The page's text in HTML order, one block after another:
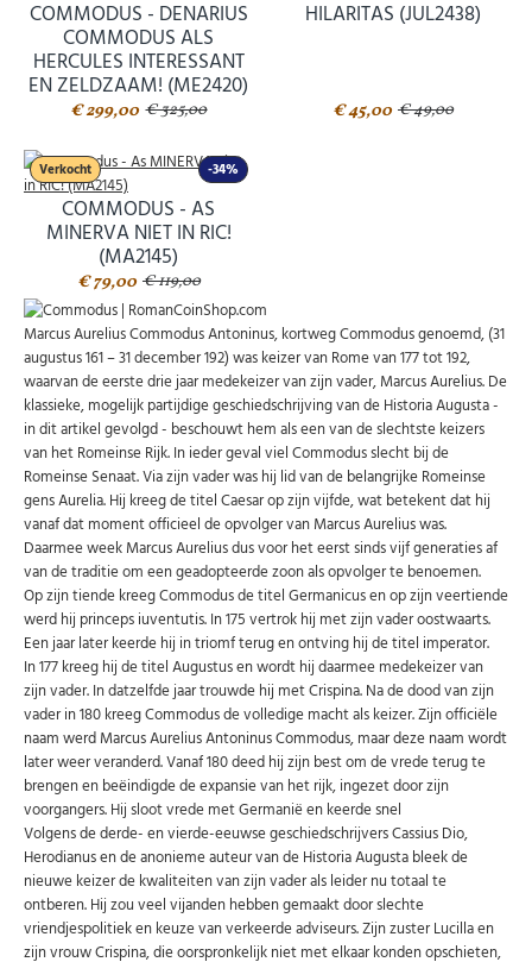
Abonneer u op onze nieuwsbrief
wekelijks een overzicht van de nieuwste munten en
speciale aanbiedingen.
Uw
email
U kunt zich op elk moment weer afmelden via de nieuwsbrief.
Uw gegevens worden niet gedeeld met derden
Niet meer opnieuw tonen.
Marcus Aurelius Commodus Antoninus, kortweg Commodus genoemd, (31
augustus 161 – 31 december 192) was keizer van Rome van 177 tot 192,
waarvan de eerste drie jaar medekeizer van zijn vader, Marcus Aurelius. De
klassieke, mogelijk partijdige geschiedschrijving van de Historia Augusta -
in dit artikel gevolgd - beschouwt hem als een van de slechtste keizers
van het Romeinse Rijk. In ieder geval viel Commodus slecht bij de
Romeinse Senaat. Via zijn vader was hij lid van de belangrijke Romeinse
gens Aurelia. Hij kreeg de titel Caesar op zijn vijfde, wat betekent dat hij
vanaf dat moment officieel de opvolger van Marcus Aurelius was.
Daarmee week Marcus Aurelius dus voor het eerst sinds vijf generaties af
van de traditie om een geadopteerde zoon als opvolger te benoemen.
Op zijn tiende kreeg Commodus de titel Germanicus en op zijn veertiende
werd hij princeps iuventutis. In 175 vertrok hij met zijn vader oostwaarts.
Een jaar later keerde hij in triomf terug en ontving hij de titel imperator.
In 177 kreeg hij de titel Augustus en wordt hij daarmee medekeizer van
zijn vader. In datzelfde jaar trouwde hij met Crispina. Na de dood van zijn
vader in 180 kreeg Commodus de volledige macht als keizer. Zijn officiële
naam werd Marcus Aurelius Antoninus Commodus, maar deze naam wordt
later weer veranderd. Vanaf 180 deed hij zijn best om de vrede terug te
brengen en beëindigde de expansie van het rijk, ingezet door zijn
voorgangers. Hij sloot vrede met Germanië en keerde snel
Volgens de derde- en vierde-eeuwse geschiedschrijvers Cassius Dio,
Herodianus en de anonieme auteur van de Historia Augusta bleek de
nieuwe keizer de kwaliteiten van zijn vader als leider nu totaal te
ontberen. Hij zou veel vijanden hebben gemaakt door slechte
vriendjespolitiek en keuze van verkeerde adviseurs. Zijn zuster Lucilla en
zijn vrouw Crispina, die oorspronkelijk niet met elkaar konden opschieten,
COMMODUS - DENARIUS
COMMODUS ALS
HERCULES INTERESSANT
EN ZELDZAAM! (ME2420)
€ 299,00 € 325,00
HILARITAS (JUL2438)
€ 45,00 € 49,00
-34%
Verkocht
COMMODUS - AS
MINERVA NIET IN RIC!
(MA2145)
€ 79,00 € 119,00